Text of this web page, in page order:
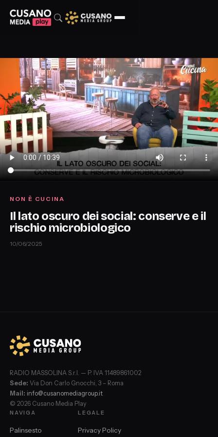
NON È CUCINA
Il lato oscuro dei social: conserve e il
rischio microbiologico
10/06/2025
RADIO MASSOLINA S.r.l. — P. IVA 11489861002
Sede: Via Don Carlo Gnocchi, 3 – Roma
Mail: info@cusanomediagroup.it
© 2026 Cusano Media Play
NAVIGA
Palinsesto
LEGALE
Privacy Policy